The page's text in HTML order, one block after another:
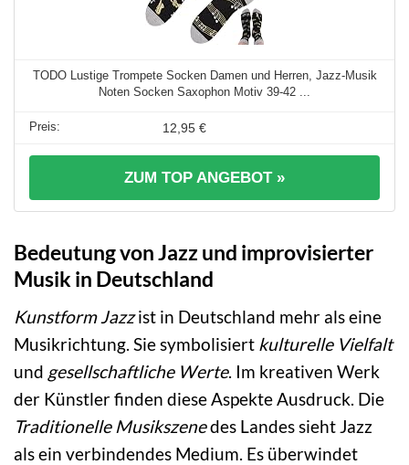
TODO Lustige Trompete Socken Damen und Herren, Jazz-Musik
Noten Socken Saxophon Motiv 39-42 ...
12,95 €
ZUM TOP ANGEBOT »
Bedeutung von Jazz und improvisierter
Musik in Deutschland
Kunstform Jazzist in Deutschland mehr als eine
Musikrichtung. Sie symbolisiert kulturelle Vielfalt
und gesellschaftliche Werte. Im kreativen Werk
der Künstler finden diese Aspekte Ausdruck. Die
Traditionelle Musikszenedes Landes sieht Jazz
als ein verbindendes Medium. Es überwindet